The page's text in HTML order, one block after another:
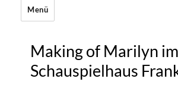
Menü
Making of Marilyn im
Schauspielhaus